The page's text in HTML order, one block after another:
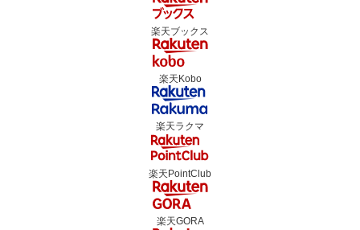
楽天ブックス
楽天Kobo
楽天ラクマ
楽天PointClub
楽天GORA